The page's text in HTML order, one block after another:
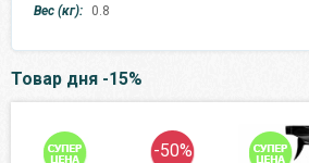
Вес (кг): 0.8
Товар дня -15%
-50%